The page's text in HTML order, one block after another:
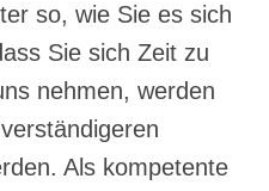
so, wie Sie es sich
Sie sich Zeit zu
nehmen, werden
Als kompetente